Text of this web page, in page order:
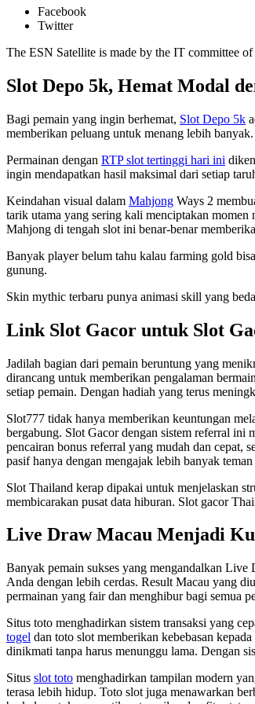
Facebook
Twitter
The ESN Satellite is made by the IT committee
Slot Depo 5k, Hemat Modal
Bagi pemain yang ingin berhemat, Slot Depo 5k
memberikan peluang untuk menang lebih banyak.
Permainan dengan RTP slot tertinggi hari ini
ingin mendapatkan hasil maksimal dari setiap
Keindahan visual dalam Mahjong Ways 2
tarik utama yang sering kali menciptakan
Mahjong di tengah slot ini benar-benar
Banyak player belum tahu kalau farming gold
gunung.
Skin mythic terbaru punya animasi skill yang
Link Slot Gacor untuk Slot
Jadilah bagian dari pemain beruntung yang
dirancang untuk memberikan pengalaman
setiap pemain. Dengan hadiah yang terus
Slot777 tidak hanya memberikan keuntungan
bergabung. Slot Gacor dengan sistem referral ini
pencairan bonus referral yang mudah dan cepat,
pasif hanya dengan mengajak lebih banyak
Slot Thailand kerap dipakai untuk menjelaskan
membicarakan pusat data hiburan. Slot gacor
Live Draw Macau Menjadi
Banyak pemain sukses yang mengandalkan Live
Anda dengan lebih cerdas. Result Macau yang
permainan yang fair dan menghibur bagi semua
Situs toto menghadirkan sistem transaksi yang
togel dan toto slot memberikan kebebasan
dinikmati tanpa harus menunggu lama. Dengan
Situs slot toto menghadirkan tampilan modern
terasa lebih hidup. Toto slot juga menawarkan